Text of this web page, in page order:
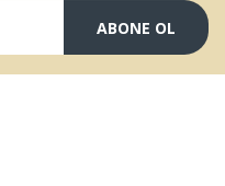
ABONE OL